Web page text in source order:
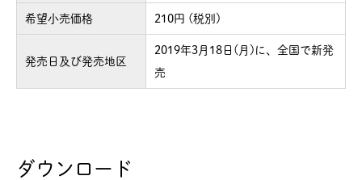
希望小売価格 210円 (税別)
発売日及び発売地区
2019年3月18日(月)に、全国で新発
売
ダウンロード